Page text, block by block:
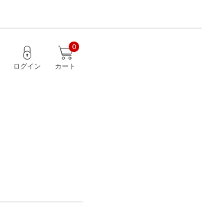
カート
0
ログイン